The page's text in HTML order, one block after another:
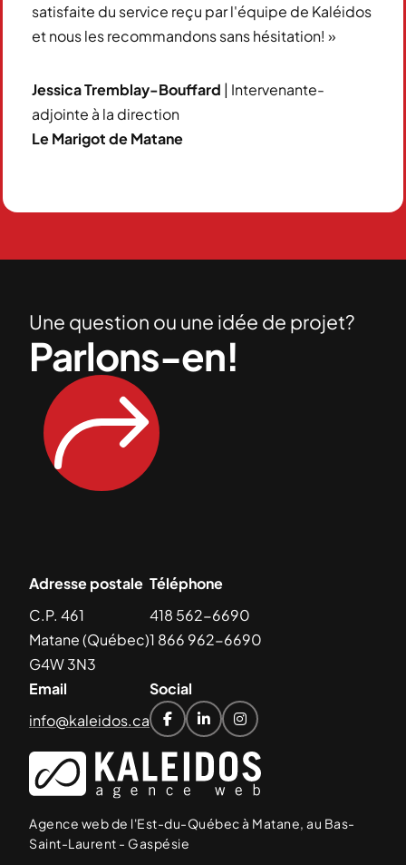
satisfaite du service reçu par l'équipe de Kaléidos
et nous les recommandons sans hésitation! »
Jessica Tremblay-Bouffard | Intervenante-
adjointe à la direction
Le Marigot de Matane
Une question ou une idée de projet?
Parlons-en!
Adresse postale
C.P. 461
Matane (Québec)
G4W 3N3
Téléphone
418 562-6690
1 866 962-6690
Email
info@kaleidos.ca
Social
  
Agence web de l'Est-du-Québec à Matane, au Bas-
Saint-Laurent - Gaspésie